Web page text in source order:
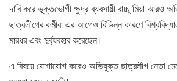
দাবি করে ভুক্তভোগী ক্ষুদ্র ব্যবসায়ী বাচ্চু মিয়া আরও
ছাত্রলীগের কর্মীরা এর আগেও বিভিন্ন কারণে
মারধর এবং দুর্ব্যবহার করেছেন।
এ বিষয়ে যোগাযোগ করেও অভিযুক্ত ছাত্রলীগ নেতা